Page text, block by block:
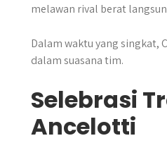
melawan rival berat
Dalam waktu yang singkat,
dalam suasana tim.
Selebrasi
Ancelotti